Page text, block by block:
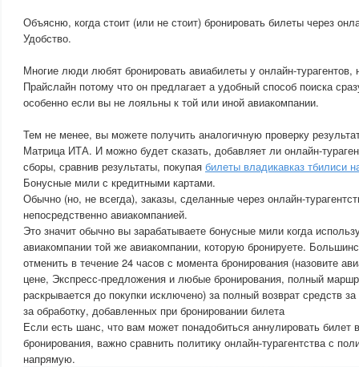
Объясню, когда стоит (или не стоит) бронировать билеты через
Удобство.
Многие люди любят бронировать авиабилеты у онлайн-
Прайслайн потому что он предлагает а удобный способ поиска
особенно если вы не лояльны к той или иной авиакомпании.
Тем не менее, вы можете получить аналогичную проверку
Матрица ИТА. И можно будет сказать, добавляет ли онлайн-
сборы, сравнив результаты, покупая билеты владикавказ тбилиси
Бонусные мили с кредитными картами.
Обычно (но, не всегда), заказы, сделанные через онлайн-
непосредственно авиакомпанией.
Это значит обычно вы зарабатываете бонусные мили когда
авиакомпании той же авиакомпании, которую бронируете.
отменить в течение 24 часов с момента бронирования (назовите
цене, Экспресс-предложения и любые бронирования, полный
раскрывается до покупки исключено) за полный возврат средств
за обработку, добавленных при бронировании билета
Если есть шанс, что вам может понадобиться аннулировать билет
бронирования, важно сравнить политику онлайн-турагентства с
напрямую.